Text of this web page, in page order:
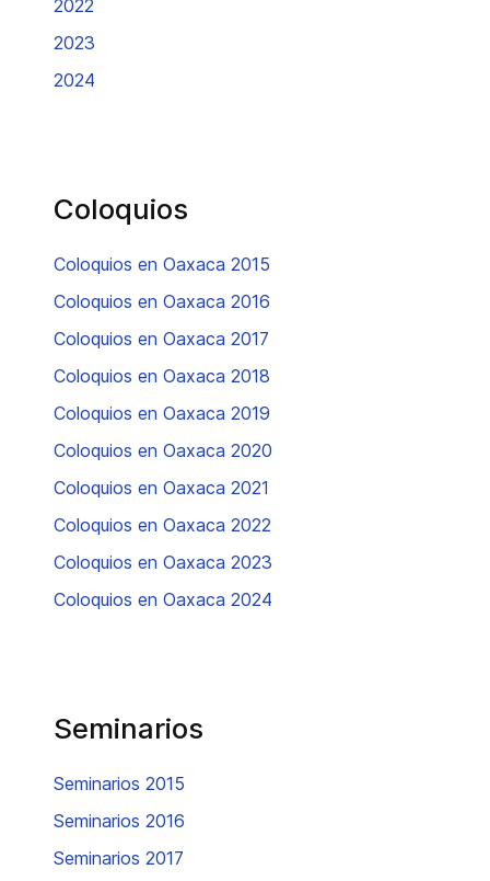
2022
2023
2024
Coloquios
Coloquios en Oaxaca 2015
Coloquios en Oaxaca 2016
Coloquios en Oaxaca 2017
Coloquios en Oaxaca 2018
Coloquios en Oaxaca 2019
Coloquios en Oaxaca 2020
Coloquios en Oaxaca 2021
Coloquios en Oaxaca 2022
Coloquios en Oaxaca 2023
Coloquios en Oaxaca 2024
Seminarios
Seminarios 2015
Seminarios 2016
Seminarios 2017